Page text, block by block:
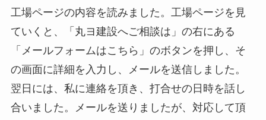
工場ページの内容を読みました。工場ページを見
ていくと、「丸ヨ建設へご相談は」の右にある
「メールフォームはこちら」のボタンを押し、そ
の画面に詳細を入力し、メールを送信しました。
翌日には、私に連絡を頂き、打合せの日時を話し
合いました。メールを送りましたが、対応して頂